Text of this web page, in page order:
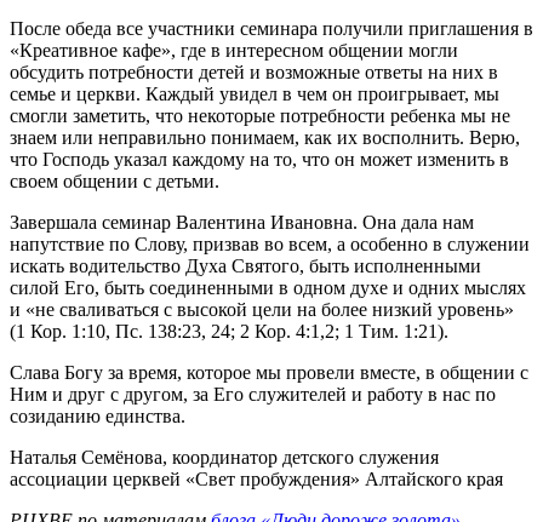
После обеда все участники семинара получили приглашения в
«Креативное кафе», где в интересном общении могли
обсудить потребности детей и возможные ответы на них в
семье и церкви. Каждый увидел в чем он проигрывает, мы
смогли заметить, что некоторые потребности ребенка мы не
знаем или неправильно понимаем, как их восполнить. Верю,
что Господь указал каждому на то, что он может изменить в
своем общении с детьми.
Завершала семинар Валентина Ивановна. Она дала нам
напутствие по Слову, призвав во всем, а особенно в служении
искать водительство Духа Святого, быть исполненными
силой Его, быть соединенными в одном духе и одних мыслях
и «не сваливаться с высокой цели на более низкий уровень»
(1 Кор. 1:10, Пс. 138:23, 24; 2 Кор. 4:1,2; 1 Тим. 1:21).
Слава Богу за время, которое мы провели вместе, в общении с
Ним и друг с другом, за Его служителей и работу в нас по
созиданию единства.
Наталья Семёнова, координатор детского служения
ассоциации церквей «Свет пробуждения» Алтайского края